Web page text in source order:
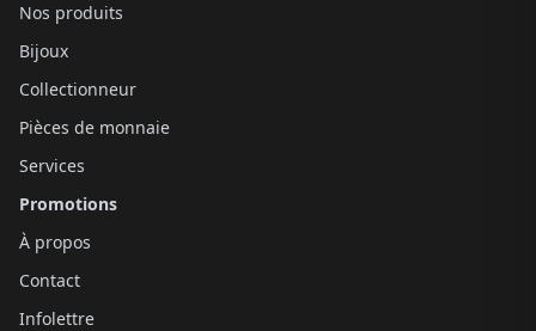
Nos produits
Bijoux
Collectionneur
Pièces de monnaie
Services
Promotions
À propos
Contact
Infolettre